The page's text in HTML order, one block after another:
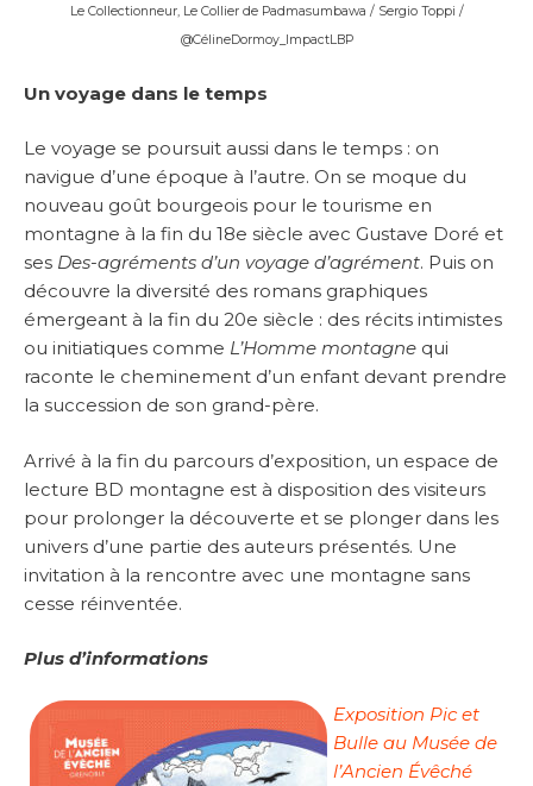
Le Collectionneur, Le Collier de Padmasumbawa / Sergio Toppi /
@CélineDormoy_ImpactLBP
Un voyage dans le temps
Le voyage se poursuit aussi dans le temps : on
navigue d’une époque à l’autre. On se moque du
nouveau goût bourgeois pour le tourisme en
montagne à la fin du 18e siècle avec Gustave Doré et
ses Des-agréments d’un voyage d’agrément. Puis on
découvre la diversité des romans graphiques
émergeant à la fin du 20e siècle : des récits intimistes
ou initiatiques comme L’Homme montagne qui
raconte le cheminement d’un enfant devant prendre
la succession de son grand-père.
Arrivé à la fin du parcours d’exposition, un espace de
lecture BD montagne est à disposition des visiteurs
pour prolonger la découverte et se plonger dans les
univers d’une partie des auteurs présentés. Une
invitation à la rencontre avec une montagne sans
cesse réinventée.
Plus d’informations
Exposition Pic et
Bulle au Musée de
l’Ancien Évêché